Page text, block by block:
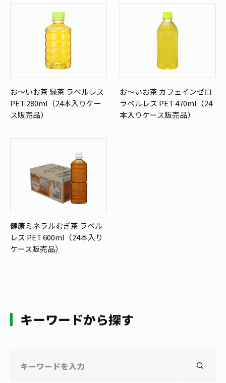
お～いお茶 緑茶 ラベルレス
PET 280ml（24本入りケー
ス販売品）
お～いお茶 カフェインゼロ
ラベルレス PET 470ml（24
本入りケース販売品）
健康ミネラルむぎ茶 ラベル
レス PET 600ml（24本入り
ケース販売品）
キーワードから探す